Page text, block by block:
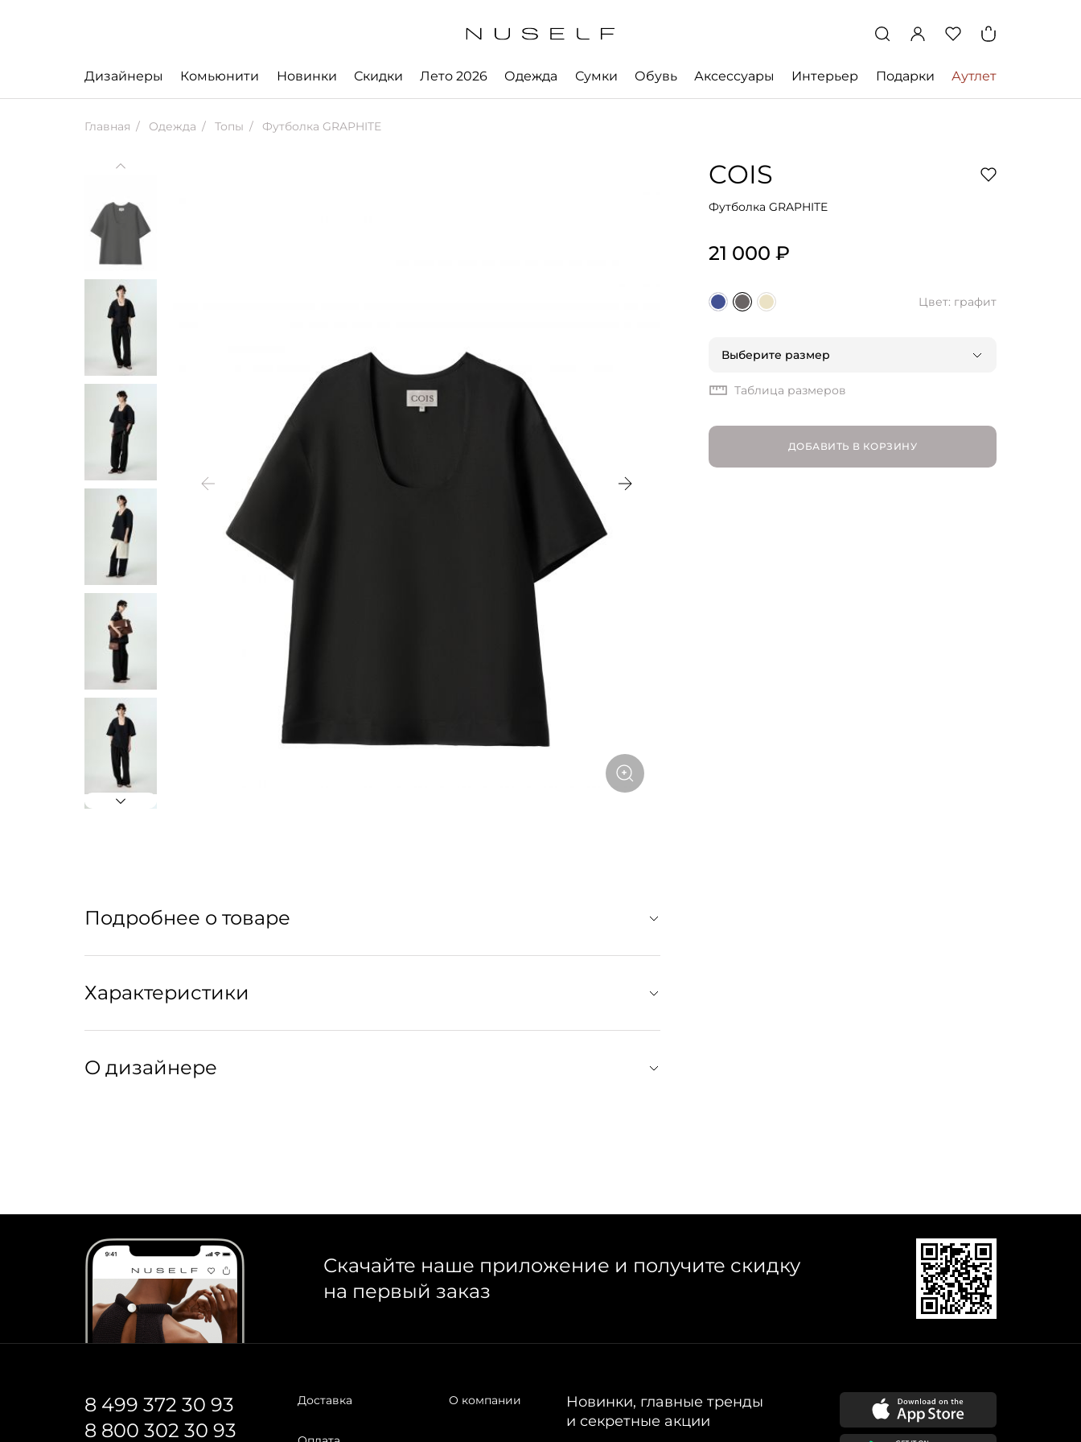
Дизайнеры Комьюнити Новинки Скидки Лето 2026 Одежда Сумки Обувь Аксессуары Интерьер Подарки Аутлет
Главная Одежда Топы Футболка GRAPHITE
COIS
Футболка GRAPHITE
21 000 ₽
Цвет: графит
Выберите размер
S | RU 44
M | RU 46
Таблица размеров
ДОБАВИТЬ В КОРЗИНУ
Подробнее о товаре
Характеристики
Артикул производителя: РТ-00000039
О дизайнере
Скачайте наше приложение и получите скидку
на первый заказ
8 499 372 30 93
8 800 302 30 93
Доставка О компании
Новинки, главные тренды
и секретные акции